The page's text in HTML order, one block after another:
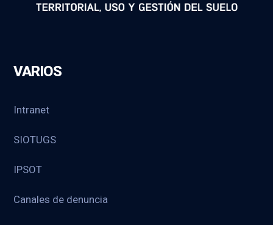
VARIOS
Intranet
SIOTUGS
IPSOT
Canales de denuncia